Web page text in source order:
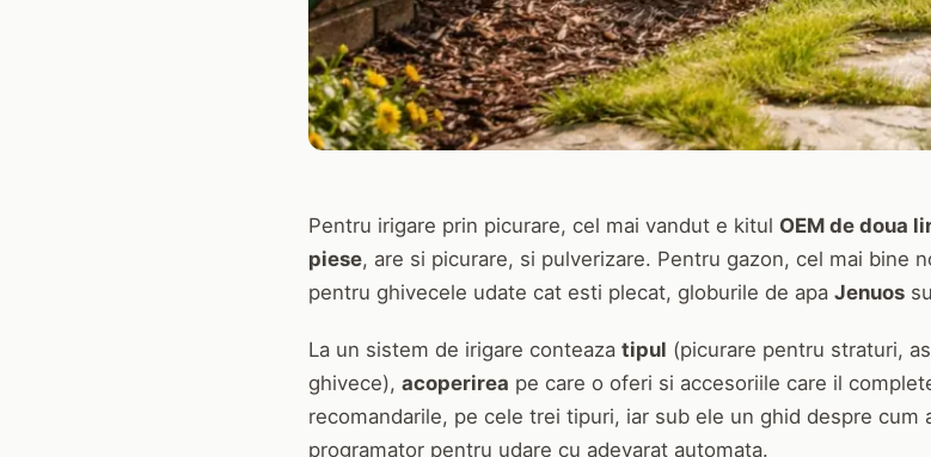
Pentru irigare prin picurare, cel mai vandut e kitul OEM de doua
piese, are si picurare, si pulverizare. Pentru gazon, cel mai bine
pentru ghivecele udate cat esti plecat, globurile de apa Jenuos
La un sistem de irigare conteaza tipul (picurare pentru straturi,
ghivece), acoperirea pe care o oferi si accesoriile care il
recomandarile, pe cele trei tipuri, iar sub ele un ghid despre cum
programator pentru udare cu adevarat automata.